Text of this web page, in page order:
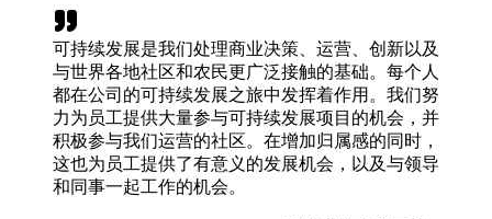
可持续发展是我们处理商业决策、运营、创新以及
与世界各地社区和农民更广泛接触的基础。每个人
都在公司的可持续发展之旅中发挥着作用。我们努
力为员工提供大量参与可持续发展项目的机会，并
积极参与我们运营的社区。在增加归属感的同时，
这也为员工提供了有意义的发展机会，以及与领导
和同事一起工作的机会。